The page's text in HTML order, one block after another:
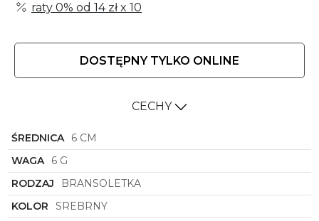
raty 0% od 14 złx 10
DOSTĘPNY TYLKO ONLINE
CECHY
ŚREDNICA 6 CM
WAGA 6 G
RODZAJ
BRANSOLETKA
KOLOR
SREBRNY